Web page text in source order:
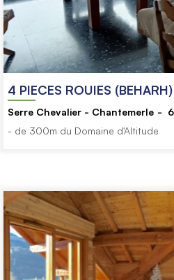
4 PIECES ROUIES (BEHARH)
Serre Chevalier - Chantemerle 6
- de 300m du Domaine d'Altitude